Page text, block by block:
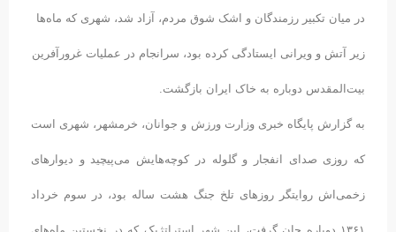
در میان تکبیر رزمندگان و اشک شوق مردم، آزاد شد، شهری که ماه‌ها
زیر آتش و ویرانی ایستادگی کرده بود، سرانجام در عملیات غرورآفرین
بیت‌المقدس دوباره به خاک ایران بازگشت.
به گزارش پایگاه خبری وزارت ورزش و جوانان، خرمشهر، شهری است
که روزی صدای انفجار و گلوله در کوچه‌هایش می‌پیچید و دیوارهای
زخمی‌اش روایتگر روزهای تلخ جنگ هشت ساله بود، در سوم خرداد